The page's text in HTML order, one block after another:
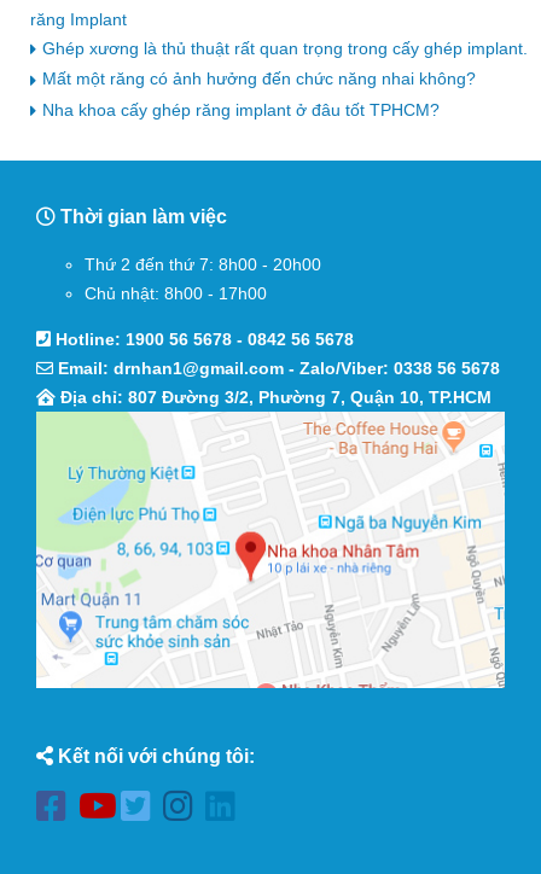
răng Implant
Ghép xương là thủ thuật rất quan trọng trong cấy ghép implant.
Mất một răng có ảnh hưởng đến chức năng nhai không?
Nha khoa cấy ghép răng implant ở đâu tốt TPHCM?
Thời gian làm việc
Thứ 2 đến thứ 7: 8h00 - 20h00
Chủ nhật: 8h00 - 17h00
Hotline: 1900 56 5678 - 0842 56 5678
Email: drnhan1@gmail.com - Zalo/Viber: 0338 56 5678
Địa chỉ: 807 Đường 3/2, Phường 7, Quận 10, TP.HCM
Kết nối với chúng tôi: